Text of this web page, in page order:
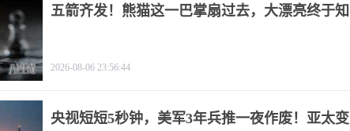
五箭齐发！熊猫这一巴掌扇过去，大漂亮终于知
2026-08-06 23:56:44
央视短短5秒钟，美军3年兵推一夜作废！亚太变